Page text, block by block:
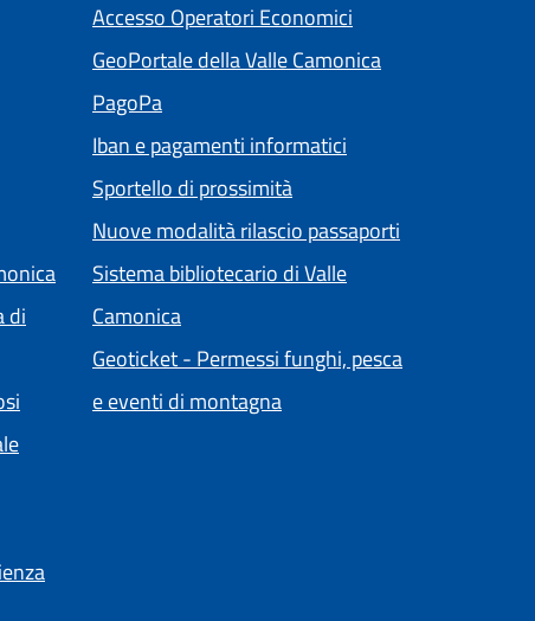
scheda).
di
Accesso Operatori Economici
GeoPortale della Valle Camonica
PagoPa
Iban e pagamenti informatici
Sportello di prossimità
Nuove modalità rilascio passaporti
Sistema bibliotecario di Valle
Camonica
Geoticket - Permessi funghi, pesca
e eventi di montagna